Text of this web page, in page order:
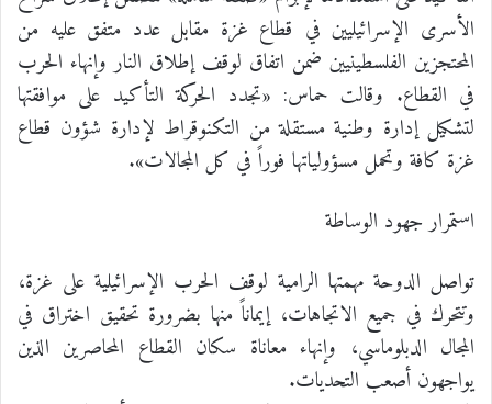
الأسرى الإسرائيليين في قطاع غزة مقابل عدد متفق عليه من
المحتجزين الفلسطينيين ضمن اتفاق لوقف إطلاق النار وإنهاء الحرب
في القطاع. وقالت حماس: «تجدد الحركة التأكيد على موافقتها
لتشكيل إدارة وطنية مستقلة من التكنوقراط لإدارة شؤون قطاع
غزة كافة وتحمل مسؤولياتها فوراً في كل المجالات».
استمرار جهود الوساطة
تواصل الدوحة مهمتها الرامية لوقف الحرب الإسرائيلية على غزة،
وتتحرك في جميع الاتجاهات، إيماناً منها بضرورة تحقيق اختراق في
المجال الدبلوماسي، وإنهاء معاناة سكان القطاع المحاصرين الذين
يواجهون أصعب التحديات.